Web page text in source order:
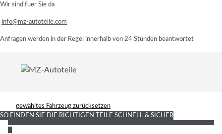
Wir sind fuer Sie da
info@mz-autoteile.com
Anfragen werden in der Regel innerhalb von 24 Stunden beantwortet
gewähltes Fahrzeug zurücksetzen
SO FINDEN SIE DIE RICHTIGEN TEILE SCHNELL & SICHER